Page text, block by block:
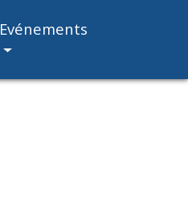
Evénements